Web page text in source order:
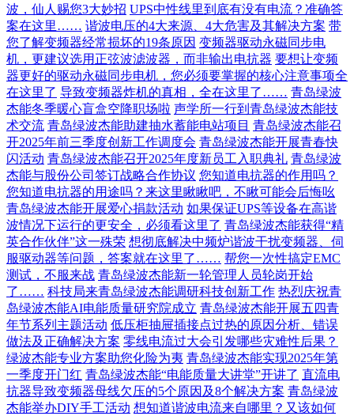
波，仙人赐您3大妙招 UPS中性线里到底有没有电流？准确答
案在这里…… 谐波电压的4大来源、4大危害及其解决方案 带
您了解变频器经常损坏的19条原因 变频器驱动永磁同步电
机，更建议选用正弦波滤波器，而非输出电抗器 要想让变频
器更好的驱动永磁同步电机，您必须要掌握的核心注意事项全
在这里了 导致变频器炸机的真相，全在这里了…… 青岛绿波
杰能冬季暖心盲盒空降职场啦 声学所一行到青岛绿波杰能技
术交流 青岛绿波杰能助建抽水蓄能电站项目 青岛绿波杰能召
开2025年前三季度创新工作调度会 青岛绿波杰能开展青春快
闪活动 青岛绿波杰能召开2025年度新员工入职典礼 青岛绿波
杰能与股份公司签订战略合作协议 您知道电抗器的作用吗？
您知道电抗器的用途吗？来这里瞅瞅吧，不瞅可能会后悔吆
青岛绿波杰能开展爱心捐款活动 如果保证UPS等设备在高谐
波情况下运行的更安全，必须看这里了 青岛绿波杰能获得“精
英合作伙伴”这一殊荣 想彻底解决中频炉谐波干扰变频器、伺
服驱动器等问题，答案就在这里了…… 帮您一次性搞定EMC
测试，不服来战 青岛绿波杰能新一轮管理人员轮岗开始
了…… 科技局来青岛绿波杰能调研科技创新工作 热烈庆祝青
岛绿波杰能AI电能质量研究院成立 青岛绿波杰能开展五四青
年节系列主题活动 低压柜抽屉插接点过热的原因分析、错误
做法及正确解决方案 零线电流过大会引发哪些灾难性后果？
绿波杰能专业方案助您化险为夷 青岛绿波杰能实现2025年第
一季度开门红 青岛绿波杰能“电能质量大讲堂”开讲了 直流电
抗器导致变频器母线欠压的5个原因及8个解决方案 青岛绿波
杰能举办DIY手工活动 想知道谐波电流来自哪里？又该如何